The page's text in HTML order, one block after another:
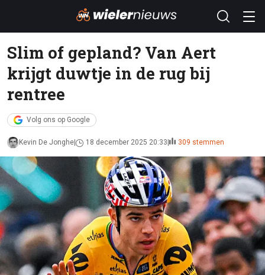
Slim of gepland? Van Aert
krijgt duwtje in de rug bij
rentree
Volg ons op Google
Kevin De Jonghe 18 december 2025 20:33 309 stemmen